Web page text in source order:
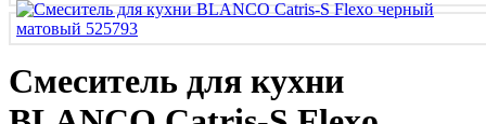
Смеситель для кухни